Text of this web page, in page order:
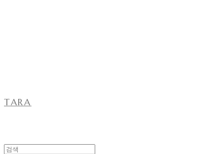
TARA